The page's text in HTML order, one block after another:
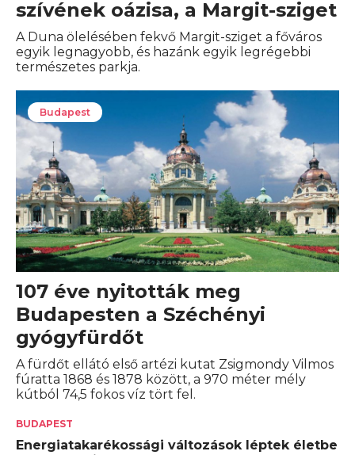
szívének oázisa, a Margit-sziget
A Duna ölelésében fekvő Margit-sziget a főváros
egyik legnagyobb, és hazánk egyik legrégebbi
természetes parkja.
Budapest
107 éve nyitották meg
Budapesten a Széchényi
gyógyfürdőt
A fürdőt ellátó első artézi kutat Zsigmondy Vilmos
fúratta 1868 és 1878 között, a 970 méter mély
kútból 74,5 fokos víz tört fel.
BUDAPEST
Energiatakarékossági változások léptek életbe